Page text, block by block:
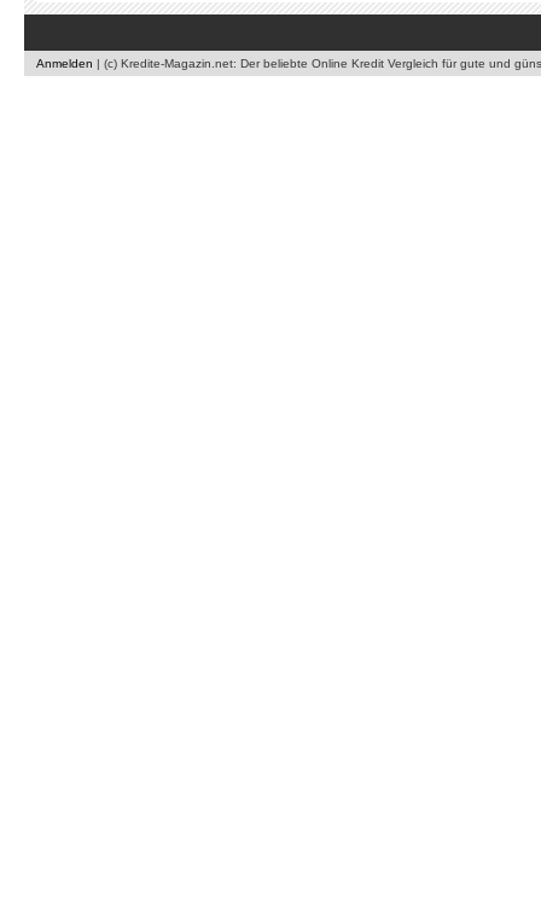
Anmelden | (c) Kredite-Magazin.net: Der beliebte Online Kredit Vergleich für gute und